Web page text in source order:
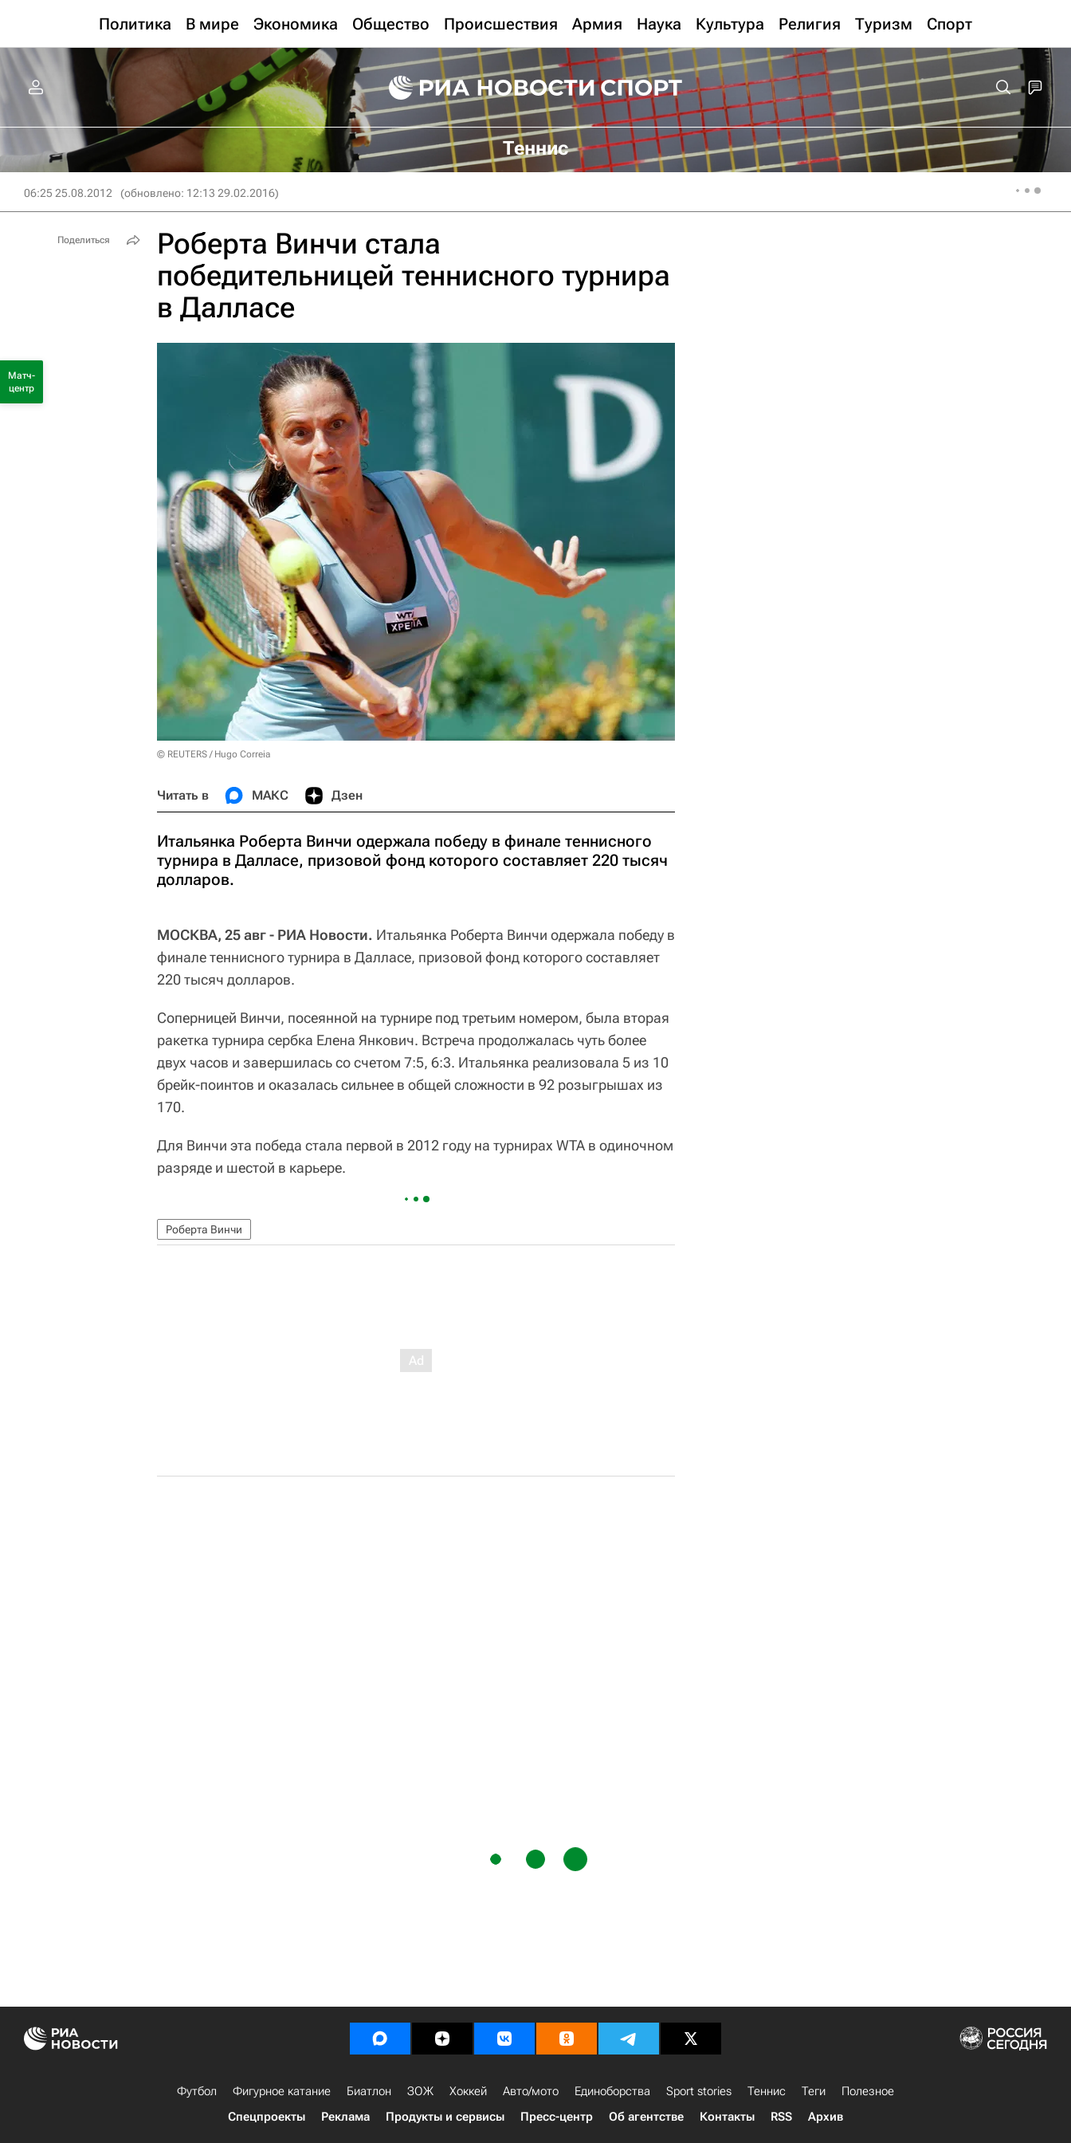
Политика В мире Экономика Общество Происшествия Армия Наука Культура Религия Туризм Спорт
Теннис
06:25 25.08.2012 (обновлено: 12:13 29.02.2016)
Роберта Винчи стала
победительницей теннисного турнира
в Далласе
© REUTERS / Hugo Correia
Читать в МАКС Дзен
Итальянка Роберта Винчи одержала победу в финале теннисного
турнира в Далласе, призовой фонд которого составляет 220 тысяч
долларов.
МОСКВА, 25 авг - РИА Новости. Итальянка Роберта Винчи одержала победу в
финале теннисного турнира в Далласе, призовой фонд которого составляет
220 тысяч долларов.
Соперницей Винчи, посеянной на турнире под третьим номером, была вторая
ракетка турнира сербка Елена Янкович. Встреча продолжалась чуть более
двух часов и завершилась со счетом 7:5, 6:3. Итальянка реализовала 5 из 10
брейк-поинтов и оказалась сильнее в общей сложности в 92 розыгрышах из
170.
Для Винчи эта победа стала первой в 2012 году на турнирах WTA в одиночном
разряде и шестой в карьере.
Роберта Винчи
Поделиться
Матч-
центр
Футбол Фигурное катание Биатлон ЗОЖ Хоккей Авто/мото Единоборства Sport stories Теннис Теги
Полезное
Спецпроекты
Реклама Продукты и сервисы Пресс-центр Об агентстве Контакты RSS Архив